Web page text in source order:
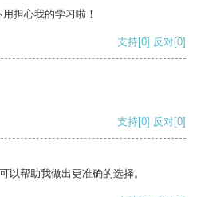
担心我的学习啦！
支持[0] 反对[0]
支持[0] 反对[0]
以帮助我做出更准确的选择。